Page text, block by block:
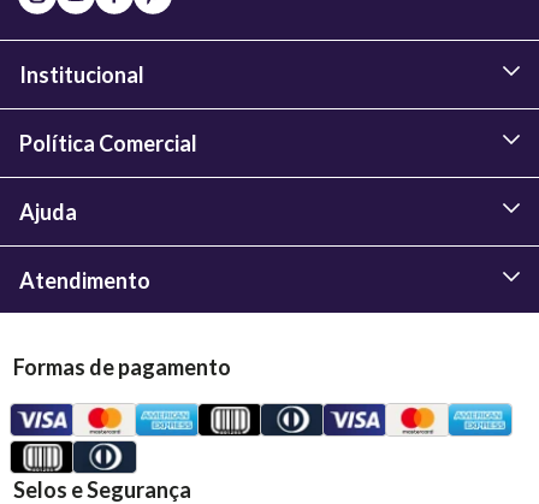
Institucional
Política Comercial
Ajuda
Atendimento
Formas de pagamento
Selos e Segurança